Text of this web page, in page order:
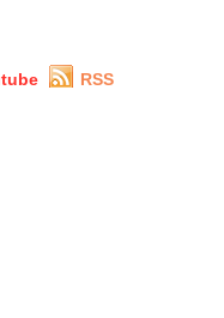
RSS